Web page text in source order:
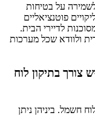
על בטיחות
פוטנציאליים
לדיירי הבית.
ולוודא שכל מערכות
צורך בתיקון לוח
חשמל. ביניהן ניתן